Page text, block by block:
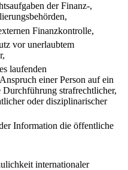
der Finanz-,
Finanzkontrolle,
vor unerlaubtem
laufenden
einer Person auf ein
Durchführung strafrechtlicher,
oder disziplinarischer
Information die öffentliche
internationaler